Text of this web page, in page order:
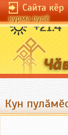
Сайта кӗр
курма пулӗ
+21.4
Кун